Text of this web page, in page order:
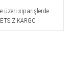
üzeri siparişlerde
KARGO